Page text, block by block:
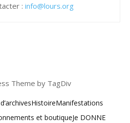
: info@lours.org
Theme by TagDiv
HistoireManifestations
et boutiqueJe DONNE